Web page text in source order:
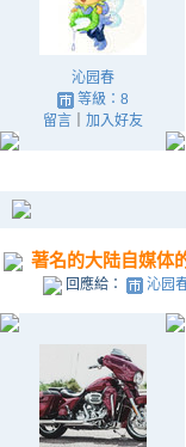
沁园春
等級：8
留言｜ 加入好友
著名的大陆自媒体
回應給： 沁园